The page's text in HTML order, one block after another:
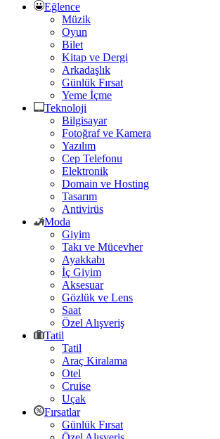
Eğlence
Müzik
Oyun
Bilet
Kitap ve Dergi
Arkadaşlık
Günlük Fırsat
Yeme İçme
Teknoloji
Bilgisayar
Fotoğraf ve Kamera
Yazılım
Cep Telefonu
Elektronik
Domain ve Hosting
Tasarım
Antivirüs
Moda
Giyim
Takı ve Mücevher
Ayakkabı
İç Giyim
Aksesuar
Gözlük ve Lens
Saat
Özel Alışveriş
Tatil
Tatil
Araç Kiralama
Otel
Cruise
Uçak
Fırsatlar
Günlük Fırsat